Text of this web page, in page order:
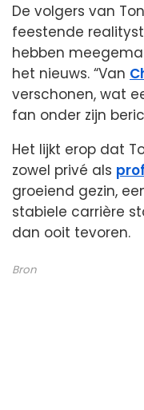
De volgers van
feestende
hebben
het nieuws. “Van
verschonen, wat
fan onder zijn
Het lijkt erop dat
zowel privé als
groeiend gezin,
stabiele carrière
dan ooit tevoren.
Bron